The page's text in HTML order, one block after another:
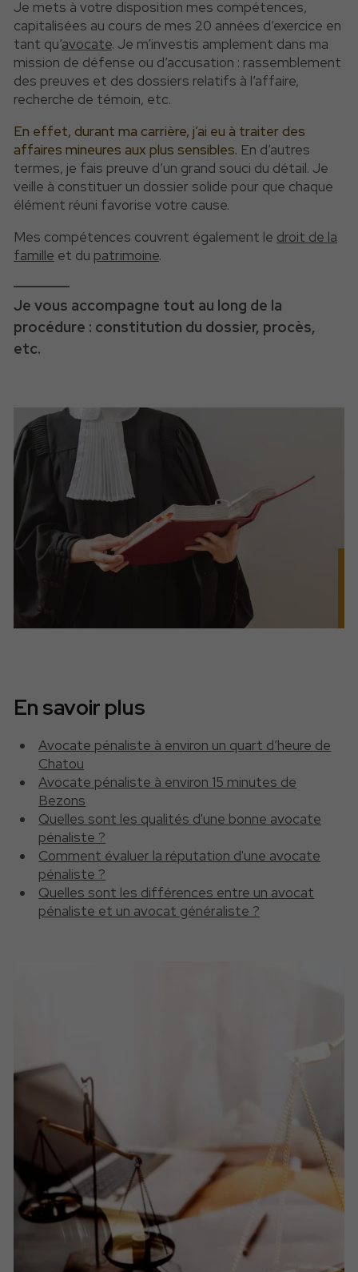
Je mets à votre disposition mes compétences,
capitalisées au cours de mes 20 années d’exercice en
tant qu’avocate. Je m’investis amplement dans ma
mission de défense ou d’accusation : rassemblement
des preuves et des dossiers relatifs à l’affaire,
recherche de témoin, etc.
En effet, durant ma carrière, j’ai eu à traiter des
affaires mineures aux plus sensibles. En d’autres
termes, je fais preuve d’un grand souci du détail. Je
veille à constituer un dossier solide pour que chaque
élément réuni favorise votre cause.
Mes compétences couvrent également le droit de la
famille et du patrimoine.
Je vous accompagne tout au long de la
procédure : constitution du dossier, procès,
etc.
En savoir plus
Avocate pénaliste à environ un quart d’heure de
Chatou
Avocate pénaliste à environ 15 minutes de
Bezons
Quelles sont les qualités d'une bonne avocate
pénaliste ?
Comment évaluer la réputation d'une avocate
pénaliste ?
Quelles sont les différences entre un avocat
pénaliste et un avocat généraliste ?